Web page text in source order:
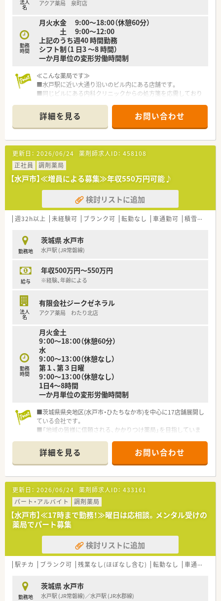
法人
名 アクア薬局 泉町店
勤務
時間
月火水金 9:00〜18:00（休憩60分）
土 9:00〜12:00
上記のうち週40 時間勤務
シフト制（1 日3 〜8 時間）
一か月単位の変形労働時間制
≪こんな薬局です≫
■水戸駅に近い大通り沿いのビル内にある店舗です。
■同じビルにある内科クリニックからの処方箋を応需しており
■クリニックとの関係も良好、スムーズに業務ができる環境で
す。
■定着率がとてもよく、10年以上勤続している方も多数いらっ
しゃいます！
≪こんな方歓迎♪≫
■協調性を重視の薬局
周囲と協力し合えるコミュニケーションを大切にできる方
■水戸市・ひたちなか市中心で展開している為
このエリアで長く腰を据えて働きたい方
≪企業特徴≫
■茨城県に20店舗弱している地域密着型の調剤薬局です。
■地域密着型の調剤薬局で近隣に店舗も多く、幅広く知識を得る
ことが出来ます。
■地域密着だから出来る患者さまとの身近で温かい関係を築く
■会社全体として、かかりつけ・在宅のノルマはなく薬剤師の判
断や患者様の意向に沿い対応しています。
≪研修環境について≫
■薬剤師の職能向上を支援する教育体制、外部講師を招いて研修
会を実施。
報を入手しています！
■また、日本薬剤師会主催の薬学大会や地域薬剤師会主催の研修
会などに積極的に人材を派遣しています。
詳細を見る お問い合わせ
更新日： 2026/06/24 薬剤師求人ID： 458108
正社員
調剤薬局
【水戸市】≪増員による募集≫年収550万円可能♪
検討リストに追加
週32h以上 未経験可 ブランク可 転勤なし 車通勤可 積雪なし
勤務地
茨城県 水戸市
水戸駅 (JR常磐線)
給与
年収500万円～550万円
※経験、年齢による
法人
名
有限会社ジークゼネラル
アクア薬局 わたり北店
勤務
時間
月火金土
9：00～18：00（休憩60分）
水
9：00～13：00（休憩なし）
第１、第３日曜
9：00～13：00（休憩なし）
1日4～8時間
一か月単位の変形労働時間制
■茨城県県央地区(水戸市・ひたちなか市)を中心に17店舗展開し
ている会社です。
■「地域の皆様に信頼される、かかりつけ薬局」を目指していま
■薬剤師の職能向上を支援する教育体制、外部講師を招いて研修
会を実施、
最新の医薬や医療に関してはメーカーと提携していち早く情
報を入手しています。
また、日本薬剤師会主催の薬学大会や地域薬剤師会主催の研修
会などに積極的に人
材を派遣しています。
■地域密着型の調剤薬局で内科や小児科、皮膚科、耳鼻科等多く
の処方に携わる機会
があり、
幅広く知識を得る事が出来ます。患者さまとの身近で温かい
関係を築くことができ
ます。
■薬剤師の負担軽減のためかかりつけは行っておらず、ノルマも
後発品、在宅で加算を取るよう努めております。
詳細を見る お問い合わせ
更新日： 2026/06/24 薬剤師求人ID： 433161
パート・アルバイト
調剤薬局
【水戸市】≪17時まで勤務！≫曜日は応相談。メンタル受けの
薬局でパート募集
検討リストに追加
駅チカ ブランク可 残業なし(ほぼなし含む) 転勤なし 車通勤可
勤務地
茨城県 水戸市
水戸駅 (JR常磐線)／水戸駅 (JR水郡線)